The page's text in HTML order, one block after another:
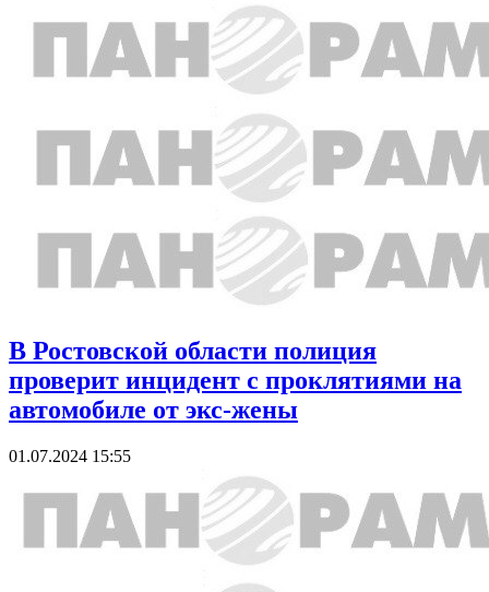
В Ростовской области полиция
проверит инцидент с проклятиями на
автомобиле от экс-жены
01.07.2024 15:55